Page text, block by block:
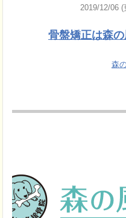
2019/12/06
骨盤矯正は森
森